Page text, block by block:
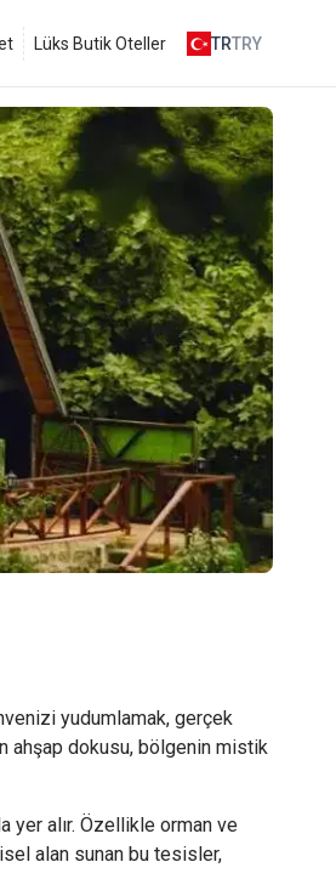
Lüks Butik Oteller TRTRY
yudumlamak, gerçek
ahşap dokusu, bölgenin mistik
yer alır. Özellikle orman ve
alan sunan bu tesisler,